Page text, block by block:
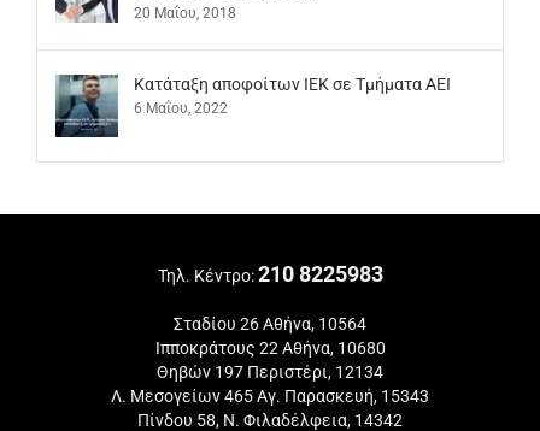
20 Μαΐου, 2018
Kατάταξη αποφοίτων ΙΕΚ σε Τμήματα ΑΕΙ
6 Μαΐου, 2022
Τηλ. Κέντρο:210 8225983
Σταδίου 26 Αθήνα, 10564
Ιπποκράτους 22 Αθήνα, 10680
Θηβών 197 Περιστέρι, 12134
Λ. Μεσογείων 465 Αγ. Παρασκευή, 15343
Πίνδου 58, Ν. Φιλαδέλφεια, 14342